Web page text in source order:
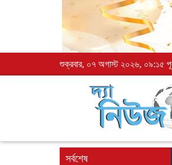
শুক্রবার, ০৭ অগাস্ট ২০২৬, ০৯:১৫
সর্বশেষ